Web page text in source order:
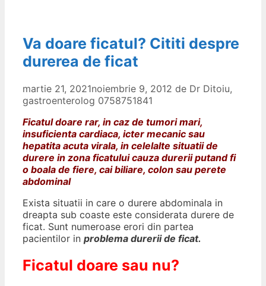
Va doare ficatul? Cititi despre
durerea de ficat
martie 21, 2021noiembrie 9, 2012 de Dr Ditoiu,
gastroenterolog 0758751841
Ficatul doare rar, in caz de tumori mari,
insuficienta cardiaca, icter mecanic sau
hepatita acuta virala, in celelalte situatii de
durere in zona ficatului cauza durerii putand fi
o boala de fiere, cai biliare, colon sau perete
abdominal
Exista situatii in care o durere abdominala in
dreapta sub coaste este considerata durere de
ficat. Sunt numeroase erori din partea
pacientilor in problema durerii de ficat.
Ficatul doare sau nu?